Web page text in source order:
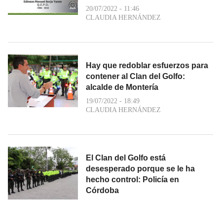
20/07/2022 - 11:46
CLAUDIA HERNÁNDEZ
Hay que redoblar esfuerzos para
contener al Clan del Golfo:
alcalde de Montería
19/07/2022 - 18:49
CLAUDIA HERNÁNDEZ
El Clan del Golfo está
desesperado porque se le ha
hecho control: Policía en
Córdoba